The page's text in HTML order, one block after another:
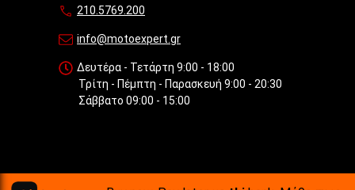
210.5769.200
info@motoexpert.gr
Δευτέρα - Τετάρτη 9:00 - 18:00
Τρίτη - Πέμπτη - Παρασκευή 9:00 - 20:30
Σάββατο 09:00 - 15:00